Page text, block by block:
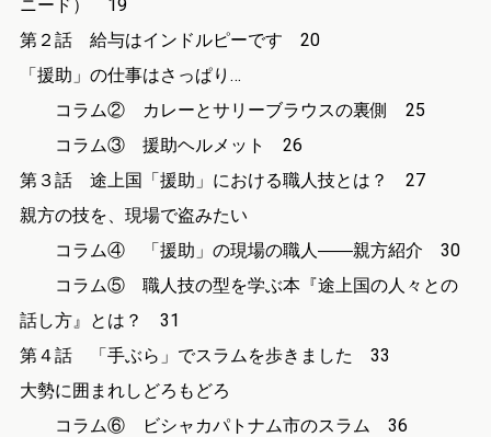
ニード） 19
第２話 給与はインドルピーです 20
「援助」の仕事はさっぱり…
コラム② カレーとサリーブラウスの裏側 25
コラム③ 援助ヘルメット 26
第３話 途上国「援助」における職人技とは？ 27
親方の技を、現場で盗みたい
コラム④ 「援助」の現場の職人――親方紹介 30
コラム⑤ 職人技の型を学ぶ本『途上国の人々との
話し方』とは？ 31
第４話 「手ぶら」でスラムを歩きました 33
大勢に囲まれしどろもどろ
コラム⑥ ビシャカパトナム市のスラム 36